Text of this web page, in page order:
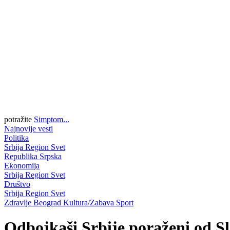
potražite Simptom...
Najnovije vesti
Politika
Srbija Region Svet
Republika Srpska
Ekonomija
Srbija Region Svet
Društvo
Srbija Region Svet
Zdravlje Beograd Kultura/Zabava Sport